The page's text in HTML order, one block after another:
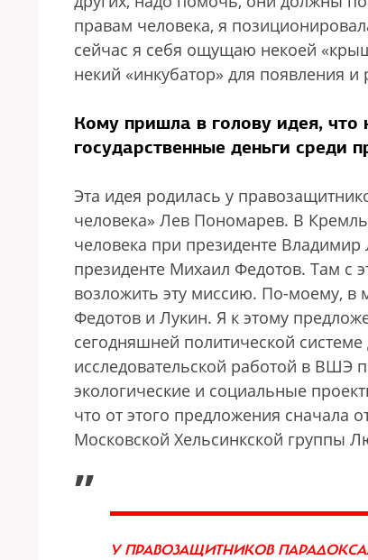
правам человека, я
сейчас я себя ощущаю некоей
некий «инкубатор» для появления
Кому пришла в голову идея, что
государственные деньги среди
Эта идея родилась у
человека» Лев Пономарев. В
человека при президенте
президенте Михаил Федотов. Там с
возложить эту миссию. По-моему, в
Федотов и Лукин. Я к этому
сегодняшней политической
исследовательской работой в ВШЭ
экологические и социальные
что от этого предложения сначала
Московской Хельсинкской группы
„
У ПРАВОЗАЩИТНИКОВ